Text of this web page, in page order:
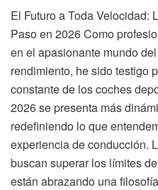
El Futuro a Toda Velocidad:
Paso en 2026 Como
en el apasionante mundo
rendimiento, he sido testigo
constante de los coches
2026 se presenta más
redefiniendo lo que
experiencia de conducción.
buscan superar los límites
están abrazando una